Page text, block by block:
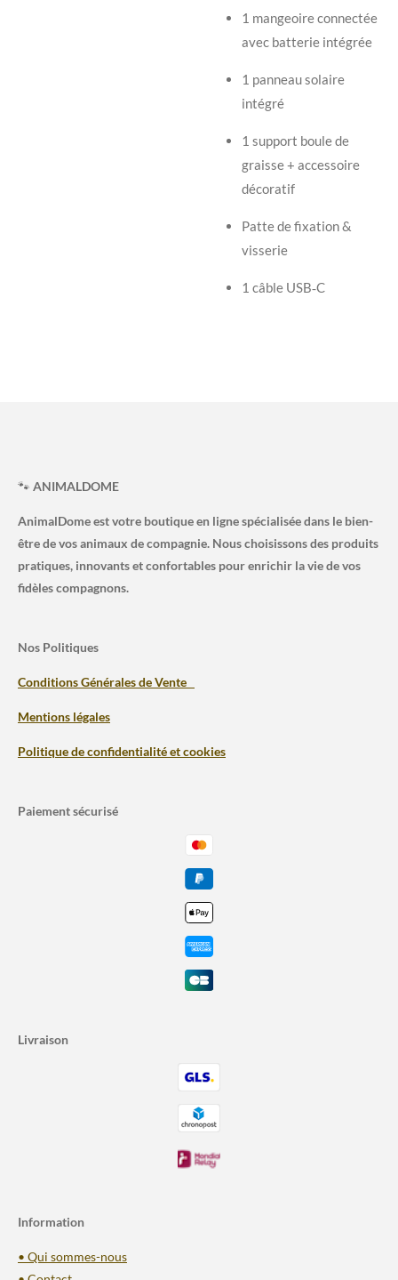
1 mangeoire connectée
avec batterie intégrée
1 panneau solaire
intégré
1 support boule de
graisse + accessoire
décoratif
Patte de fixation &
visserie
1 câble USB‑C
🐾 ANIMALDOME
AnimalDome est votre boutique en ligne spécialisée dans le bien-
être de vos animaux de compagnie. Nous choisissons des produits
pratiques, innovants et confortables pour enrichir la vie de vos
fidèles compagnons.
Nos Politiques
Conditions Générales de Vente
Mentions légales
Politique de confidentialité et cookies
Paiement sécurisé
Livraison
Information
• Qui sommes-nous